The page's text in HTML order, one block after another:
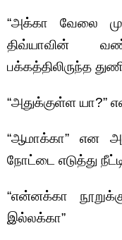
“அக்கா வேலை
திவ்யாவின்
பக்கத்திலிருந்த
“அதுக்குள்ள யா?”
“ஆமாக்கா” என
நோட்டை எடுத்து
“என்னக்கா
இல்லக்கா”